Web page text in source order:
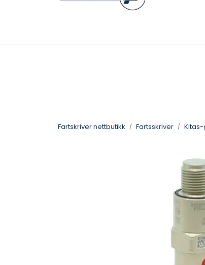
Fartskriver nettbutikk Fartsskriver